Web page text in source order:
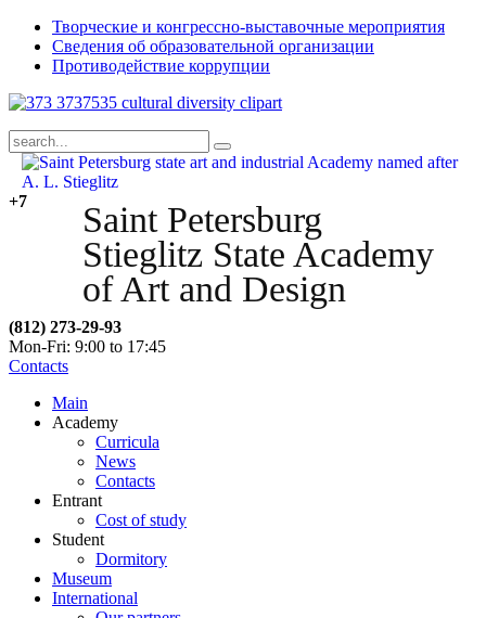
Творческие и конгрессно-выставочные мероприятия
Сведения об образовательной организации
Противодействие коррупции
Saint Petersburg
Stieglitz State Academy
of Art and Design
+7
(812) 273-29-93
Mon-Fri: 9:00 to 17:45
Contacts
Main
Academy
Curricula
News
Contacts
Entrant
Cost of study
Student
Dormitory
Museum
International